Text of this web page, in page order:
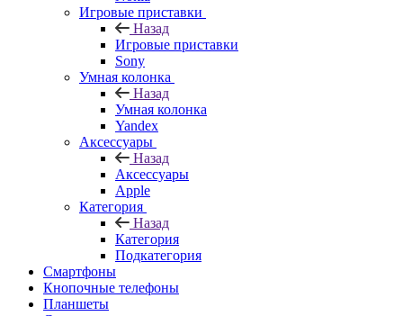
Игровые приставки
Назад
Игровые приставки
Sony
Умная колонка
Назад
Умная колонка
Yandex
Аксессуары
Назад
Аксессуары
Apple
Категория
Назад
Категория
Подкатегория
Смартфоны
Кнопочные телефоны
Планшеты